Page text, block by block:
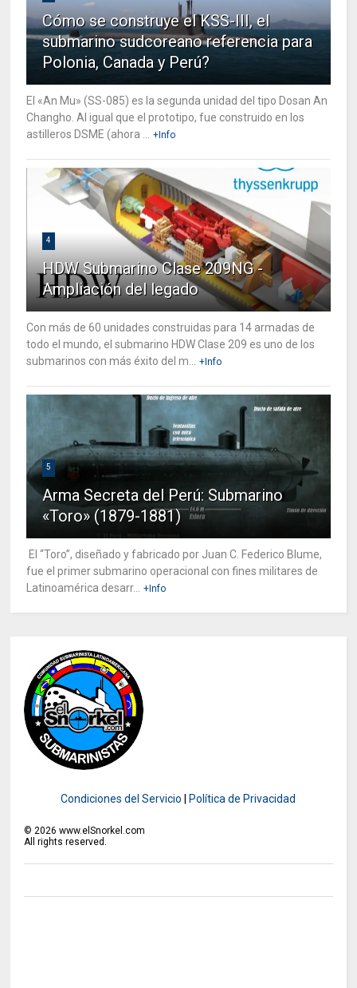
Cómo se construye el KSS-III, el
submarino sudcoreano referencia para
Polonia, Canada y Perú?
El «An Mu» (SS-085) es la segunda unidad del tipo Dosan An
Changho. Al igual que el prototipo, fue construido en los
astilleros DSME (ahora ...
+Info
4
HDW Submarino Clase 209NG -
Ampliación del legado
Con más de 60 unidades construidas para 14 armadas de
todo el mundo, el submarino HDW Clase 209 es uno de los
submarinos con más éxito del m...
+Info
5
Arma Secreta del Perú: Submarino
«Toro» (1879-1881)
El “Toro”, diseñado y fabricado por Juan C. Federico Blume,
fue el primer submarino operacional con fines militares de
Latinoamérica desarr...
+Info
Condiciones del Servicio Política de Privacidad
© 2026 www.elSnorkel.com
All rights reserved.